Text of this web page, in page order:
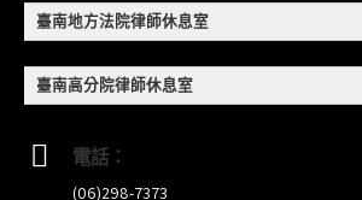
【重要公告】115年職場霸凌調查專
訓課程（雲嘉南場）錄取通知已發送
本會訂於115年8月15日(六)上午舉辦
助整理資訊?談法律工作中的應用與
前報名，實體+線上併行)
臺南地方法院律師休息室
臺南高分院律師休息室
電話：
(06)298-7373